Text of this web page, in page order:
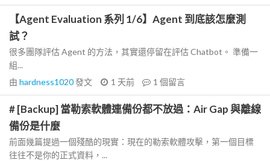
【Agent Evaluation 系列 1/6】Agent 到底該怎麼測
試？
很多團隊評估 Agent 的方法，其實還停留在評估 Chatbot。 準備一
組...
由 hardness1020發文 1 天前 1 個留言
# [Backup] 當勒索軟體連備份都不放過：Air Gap 與離線
備份是什麼
前面幾篇提過一個殘酷的現實：現在的勒索軟體攻擊，第一個目標
往往不是你的正式資料，...